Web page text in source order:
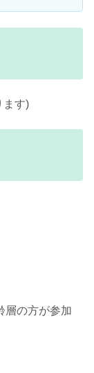
ます)
層の方が参加